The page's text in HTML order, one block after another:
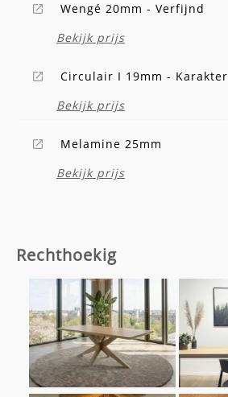
Wengé 20mm - Verfijnd
Bekijk prijs
Circulair I 19mm - Karakter
Bekijk prijs
Melamine 25mm
Bekijk prijs
Rechthoekig